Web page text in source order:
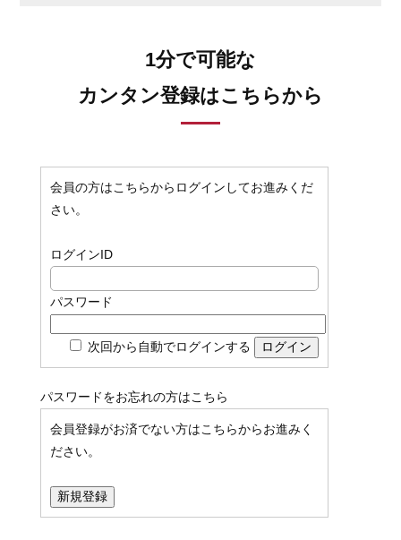
1分で可能な
カンタン登録はこちらから
会員の方はこちらからログインしてお進みくだ
さい。
ログインID
パスワード
次回から自動でログインする
パスワードをお忘れの方はこちら
会員登録がお済でない方はこちらからお進みく
ださい。